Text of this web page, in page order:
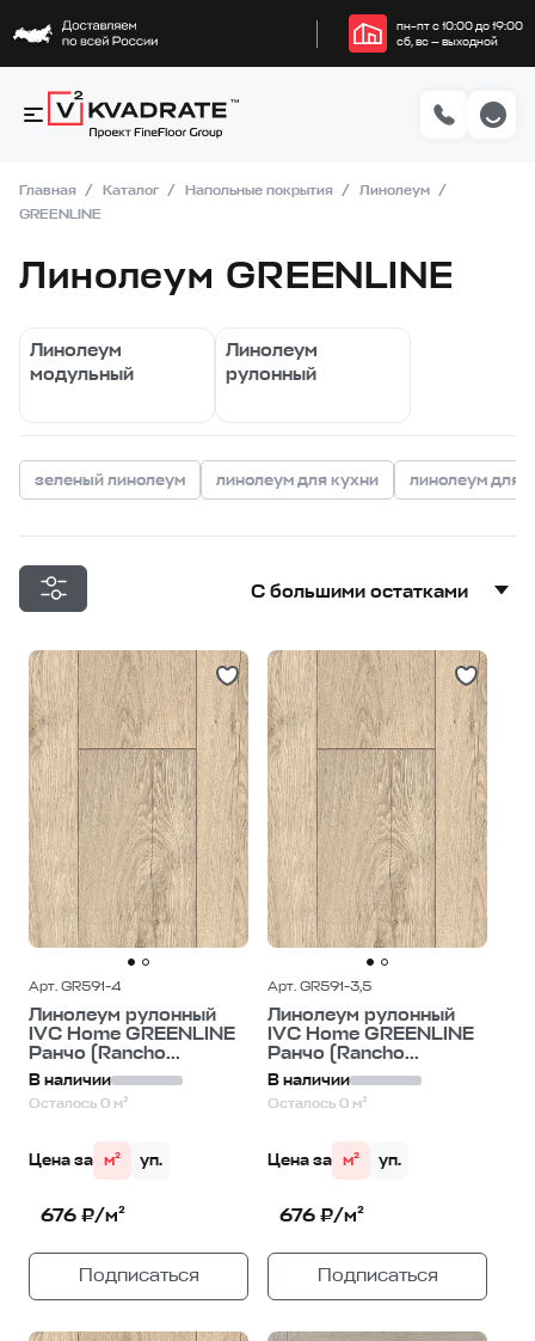
пн–пт с 10:00 до 19:00
сб, вс — выходной
Главная Каталог Напольные покрытия
Линолеум
GREENLINE
Линолеум GREENLINE
Линолеум
модульный
Линолеум
рулонный
зеленый линолеум линолеум для кухни линолеум для
С большими остатками
Дешевле
Дороже
Арт. GR591-4
Линолеум рулонный
IVC Home GREENLINE
Ранчо (Rancho...
В наличии
Осталось 0 м²
Цена за м² уп.
676 ₽/м²
Подписаться
Арт. GR591-3,5
Линолеум рулонный
IVC Home GREENLINE
Ранчо (Rancho...
В наличии
Осталось 0 м²
Цена за м² уп.
676 ₽/м²
Подписаться